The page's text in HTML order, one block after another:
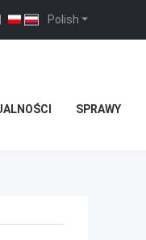
Polish
|
SPRAWY